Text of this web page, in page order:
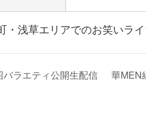
浅草エリアでのお笑いラ
ラエティ公開生配信 華MEN